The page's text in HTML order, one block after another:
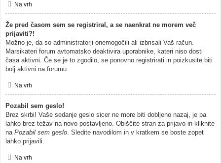
Na vrh
Že pred časom sem se registriral, a se naenkrat ne morem več
prijaviti?!
Možno je, da so administratorji onemogočili ali izbrisali Vaš račun.
Marsikateri forum avtomatsko deaktivira uporabnike, kateri niso dosti
časa aktivni. Če se je to zgodilo, se ponovno registrirati in poizkusite biti
bolj aktivni na forumu.
Na vrh
Pozabil sem geslo!
Brez skrbi! Vaše sedanje geslo sicer ne more biti dobljeno nazaj, je pa
lahko brez težav na novo postavljeno. Obiščite stran za prijavo in kliknite
na Pozabil sem geslo. Sledite navodilom in v kratkem se boste zopet
lahko prijavili.
Na vrh